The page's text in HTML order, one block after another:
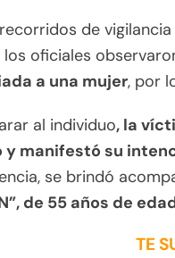
de
los oficiales
a una mujer, por
al individuo, la
y manifestó su
se brindó
de 55 años de
TE